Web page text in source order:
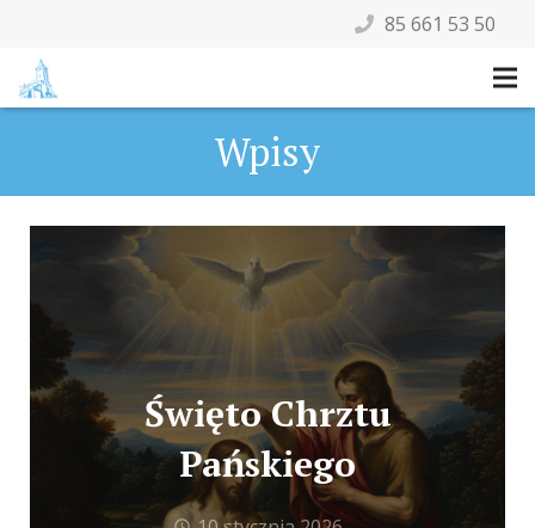
85 661 53 50
Wpisy
Święto Chrztu
Pańskiego